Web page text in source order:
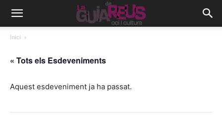
Inici
« Tots els Esdeveniments
Aquest esdeveniment ja ha passat.